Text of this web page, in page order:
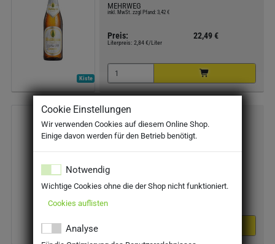
Kiste
MEHRWEG
inkl. MwSt. zzgl Pfand: 3,42 €
Preis: 22,49 €
Literpreis: 2,84 €/Liter
Kiste
Stuttgarter Hofbräu Pilsner 20x0.5l
Preis: 17,89 €
Cookie Einstellungen
Wir verwenden Cookies auf diesem Online Shop.
Einige davon werden für den Betrieb benötigt.
Notwendig
Wichtige Cookies ohne die der Shop nicht funktioniert.
Cookies auflisten
Analyse